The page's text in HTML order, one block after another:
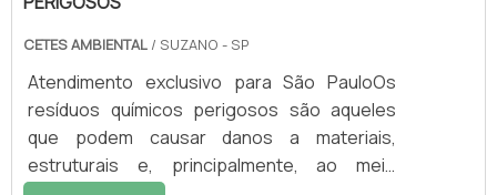
CETES AMBIENTAL / SUZANO - SP
Atendimento exclusivo para São PauloOs
resíduos químicos perigosos são aqueles
que podem causar danos a materiais,
estruturais e, principalmente, ao meio